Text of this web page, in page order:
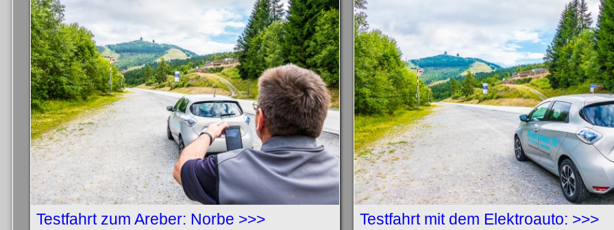
Testfahrt zum Areber: Norbe >>> Testfahrt mit dem Elektroauto: >>>